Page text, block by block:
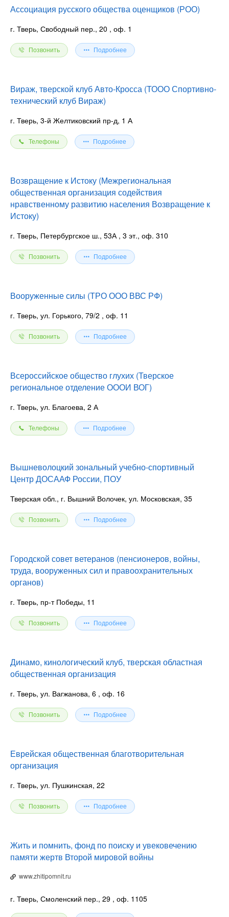
Ассоциация русского общества оценщиков (РОО)
г. Тверь, Свободный пер., 20 , оф. 1
Позвонить Подробнее
Вираж, тверской клуб Авто-Кросса (ТООО Спортивно-
технический клуб Вираж)
г. Тверь, 3-й Желтиковский пр-д, 1 А
Телефоны Подробнее
Возвращение к Истоку (Межрегиональная
общественная организация содействия
нравственному развитию населения Возвращение к
Истоку)
г. Тверь, Петербургское ш., 53А , 3 эт., оф. 310
Позвонить Подробнее
Вооруженные силы (ТРО ООО ВВС РФ)
г. Тверь, ул. Горького, 79/2 , оф. 11
Позвонить Подробнее
Всероссийское общество глухих (Тверское
региональное отделение ОООИ ВОГ)
г. Тверь, ул. Благоева, 2 А
Телефоны Подробнее
Вышневолоцкий зональный учебно-спортивный
Центр ДОСААФ России, ПОУ
Тверская обл., г. Вышний Волочек, ул. Московская, 35
Позвонить Подробнее
Городской совет ветеранов (пенсионеров, войны,
труда, вооруженных сил и правоохранительных
органов)
г. Тверь, пр-т Победы, 11
Позвонить Подробнее
Динамо, кинологический клуб, тверская областная
общественная организация
г. Тверь, ул. Вагжанова, 6 , оф. 16
Позвонить Подробнее
Еврейская общественная благотворительная
организация
г. Тверь, ул. Пушкинская, 22
Позвонить Подробнее
Жить и помнить, фонд по поиску и увековечению
памяти жертв Второй мировой войны
www.zhitipomnit.ru
г. Тверь, Смоленский пер., 29 , оф. 1105